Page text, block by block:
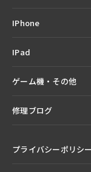
IPhone
IPad
ゲーム機・その他
修理ブログ
プライバシーポリシー